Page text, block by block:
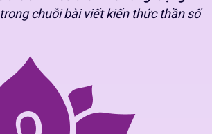
trong chuỗi bài viết kiến thức thần số